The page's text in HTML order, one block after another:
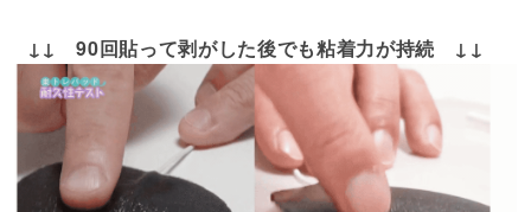
↓↓ 90回貼って剥がした後でも粘着力が持続 ↓↓